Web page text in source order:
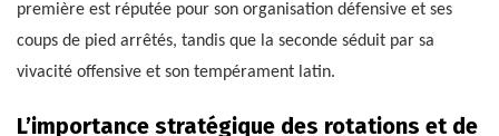
première est réputée pour son organisation défensive et ses
coups de pied arrêtés, tandis que la seconde séduit par sa
vivacité offensive et son tempérament latin.
L’importance stratégique des rotations et de